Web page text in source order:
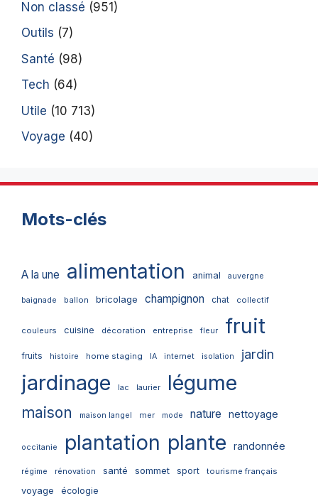
Non classé (951)
Outils (7)
Santé (98)
Tech (64)
Utile (10 713)
Voyage (40)
Mots-clés
A la une alimentation animal auvergne
baignade ballon bricolage champignon chat collectif
couleurs cuisine décoration entreprise fleur fruit
fruits histoire home staging IA internet isolation jardin
jardinage lac laurier légume
maison maison langel mer mode nature nettoyage
occitanie plantation plante randonnée
régime rénovation santé sommet sport tourisme français
voyage écologie